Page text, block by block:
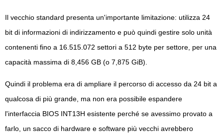
Il vecchio standard presenta un'importante limitazione: utilizza 24
bit di informazioni di indirizzamento e può quindi gestire solo unità
contenenti fino a 16.515.072 settori a 512 byte per settore, per una
capacità massima di 8,456 GB (o 7,875 GiB).
Quindi il problema era di ampliare il percorso di accesso da 24 bit a
qualcosa di più grande, ma non era possibile espandere
l'interfaccia BIOS INT13H esistente perché se avessimo provato a
farlo, un sacco di hardware e software più vecchi avrebbero